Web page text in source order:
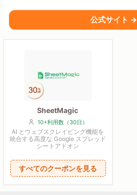
公式サイト →
SheetMagic
10+利用数（30日）
AI とウェブスクレイピング機能を
統合する高度な Google スプレッド
シートアドオン
すべてのクーポンを見る